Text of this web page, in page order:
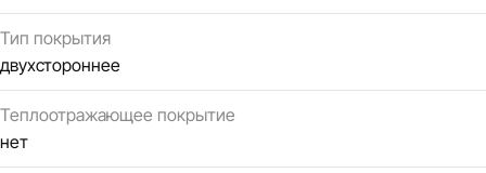
Тип покрытия
двухстороннее
Теплоотражающее покрытие
нет